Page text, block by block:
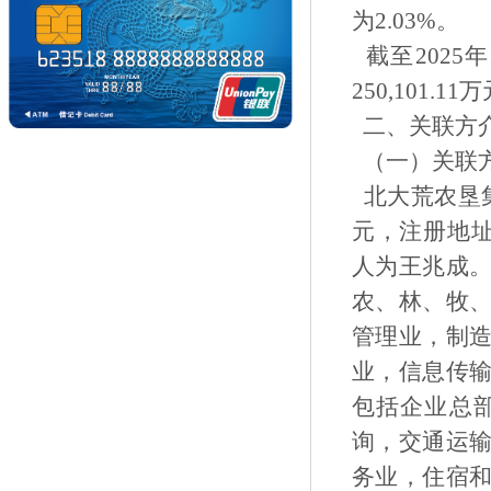
为2.03%。
截至2025
250,101.11
二、关联方
（一）关联
北大荒农垦
元，注册地
人为王兆成
农、林、牧
管理业，制
业，信息传
包括企业总
询，交通运
务业，住宿